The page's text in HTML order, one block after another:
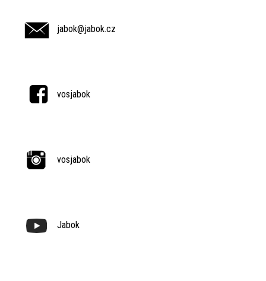
jabok@jabok.cz
vosjabok
vosjabok
Jabok